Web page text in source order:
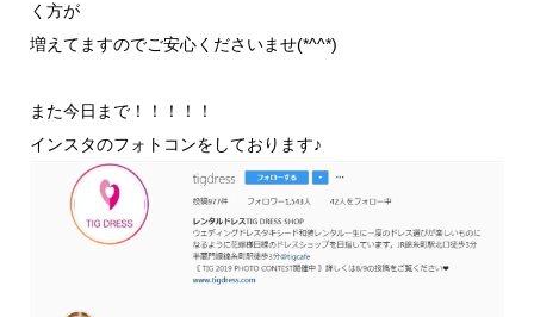
く方が
増えてますのでご安心くださいませ(*^^*)
また今日まで！！！！！
インスタのフォトコンをしております♪